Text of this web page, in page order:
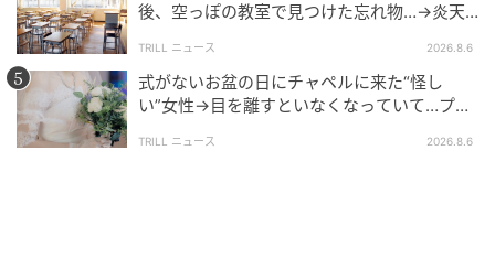
・「次につなぐ意思」だけを見る
盛り上がりではなく、交際希望や「また会いたい」と
いう言葉があるか、という「事実」だけを観測しま
す。
後、空っぽの教室で見つけた忘れ物…→炎天
TRILL ニュース 2026.8.6
式がないお盆の日にチャペルに来た“怪し
い”女性→目を離すといなくなっていて…プラ
TRILL ニュース 2026.8.6